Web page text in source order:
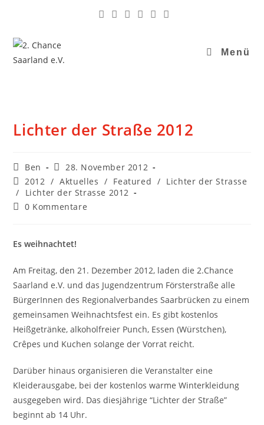
Menü
Lichter der Straße 2012
Ben
28. November 2012
2012 / Aktuelles / Featured / Lichter der Strasse
/
Lichter der Strasse 2012
0 Kommentare
Es weihnachtet!
Am Freitag, den 21. Dezember 2012, laden die 2.Chance
Saarland e.V. und das Jugendzentrum Försterstraße alle
BürgerInnen des Regionalverbandes Saarbrücken zu einem
gemeinsamen Weihnachtsfest ein. Es gibt kostenlos
Heißgetränke, alkoholfreier Punch, Essen (Würstchen),
Crêpes und Kuchen solange der Vorrat reicht.
Darüber hinaus organisieren die Veranstalter eine
Kleiderausgabe, bei der kostenlos warme Winterkleidung
ausgegeben wird. Das diesjährige “Lichter der Straße”
beginnt ab 14 Uhr.